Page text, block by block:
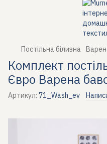
Постільна білизна
Комплект
Євро Варена
Артикул: 71_Wash_ev